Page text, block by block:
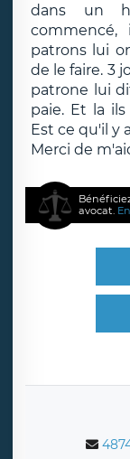
dans un
patrons lui
de le faire. 3
patrone lui
paie. Et la
Est ce qu'il y
Merci de
avocat.